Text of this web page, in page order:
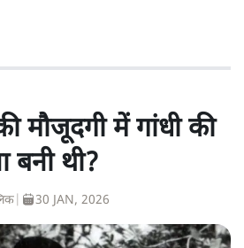
मौजूदगी में गांधी की
बनी थी?
30 JAN, 2026